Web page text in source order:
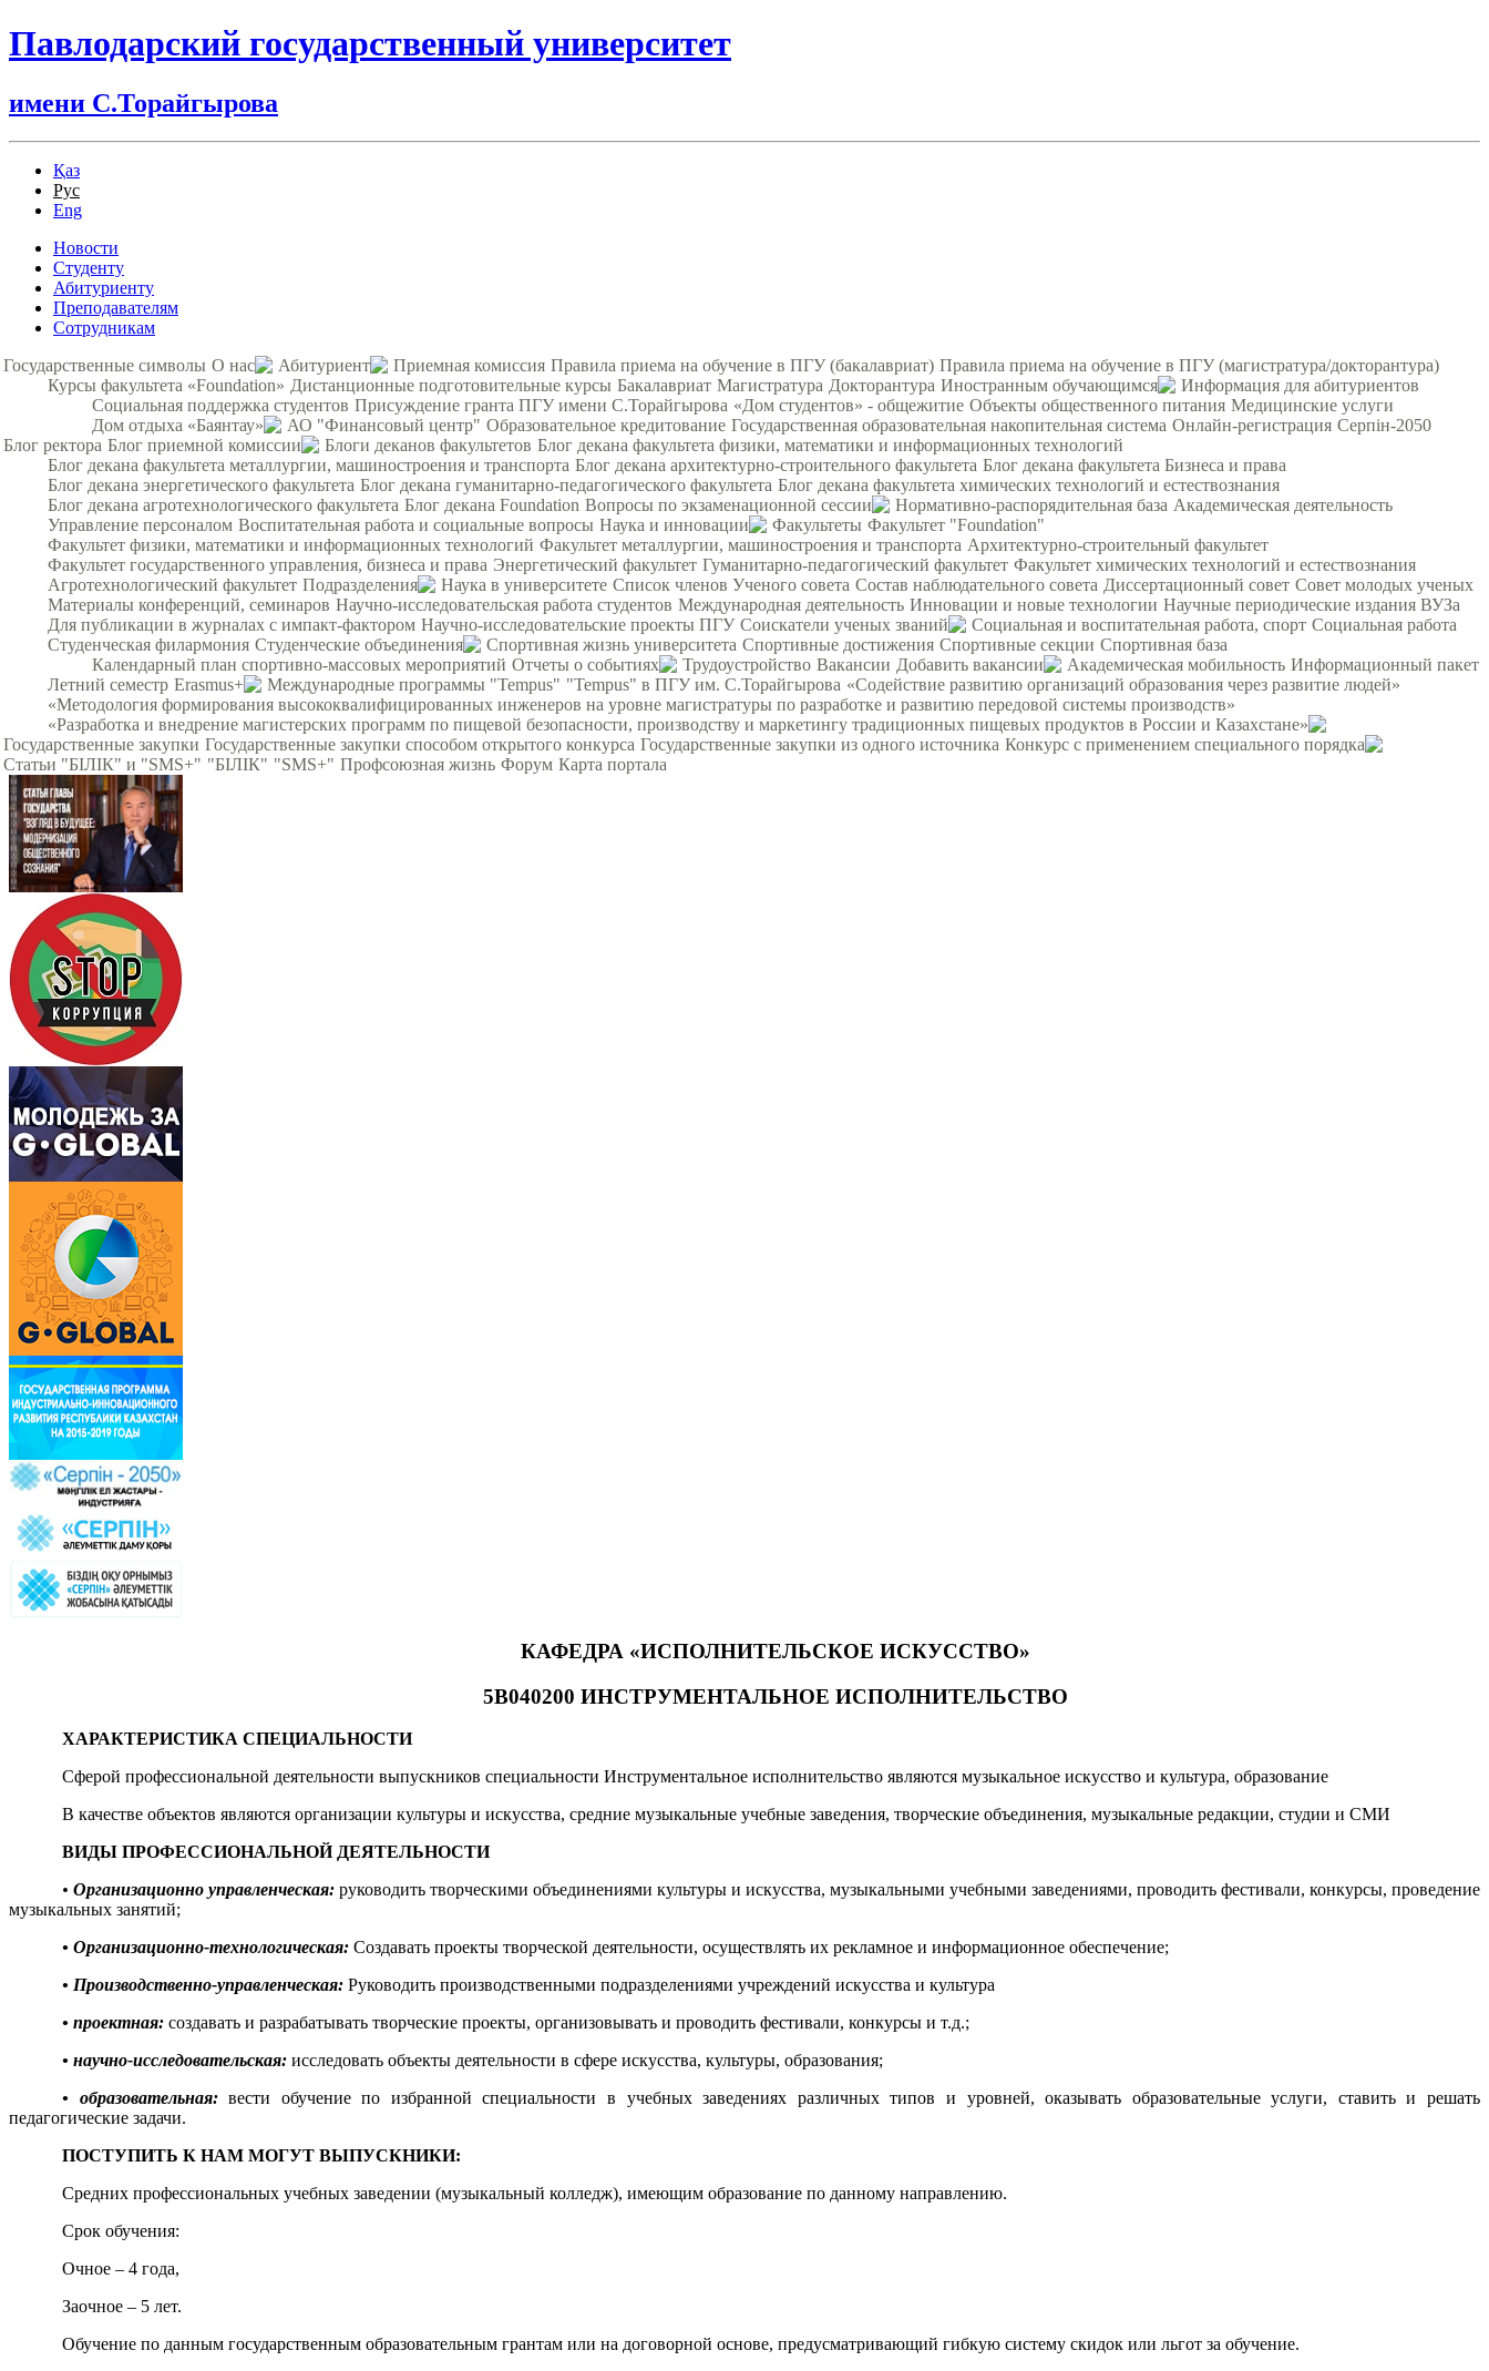
Павлодарский государственный университет
имени С.Торайгырова
Қаз
Рус
Eng
Новости
Студенту
Абитуриенту
Преподавателям
Сотрудникам
Государственные символы О нас Абитуриент Приемная комиссия Правила приема на обучение в ПГУ (бакалавриат) Правила приема на обучение в ПГУ (магистратура/докторантура)
Курсы факультета «Foundation» Дистанционные подготовительные курсы Бакалавриат Магистратура Докторантура Иностранным обучающимся
Информация для абитуриентов
Социальная поддержка студентов Присуждение гранта ПГУ имени С.Торайгырова «Дом студентов» - общежитие Объекты общественного питания Медицинские услуги
Дом отдыха «Баянтау»
АО "Финансовый центр" Образовательное кредитование Государственная образовательная накопительная система Онлайн-регистрация Серпін-2050
Блог ректора Блог приемной комиссии Блоги деканов факультетов Блог декана факультета физики, математики и информационных технологий
Блог декана факультета металлургии, машиностроения и транспорта Блог декана архитектурно-строительного факультета Блог декана факультета Бизнеса и права
Блог декана энергетического факультета Блог декана гуманитарно-педагогического факультета Блог декана факультета химических технологий и естествознания
Блог декана агротехнологического факультета Блог декана Foundation Вопросы по экзаменационной сессии Нормативно-распорядительная база Академическая деятельность
Управление персоналом Воспитательная работа и социальные вопросы Наука и инновации Факультеты Факультет "Foundation"
Факультет физики, математики и информационных технологий Факультет металлургии, машиностроения и транспорта Архитектурно-строительный факультет
Факультет государственного управления, бизнеса и права Энергетический факультет Гуманитарно-педагогический факультет Факультет химических технологий и естествознания
Агротехнологический факультет Подразделения Наука в университете Список членов Ученого совета Состав наблюдательного совета Диссертационный совет Совет молодых ученых
Материалы конференций, семинаров Научно-исследовательская работа студентов Международная деятельность Инновации и новые технологии Научные периодические издания ВУЗа
Для публикации в журналах с импакт-фактором Научно-исследовательские проекты ПГУ Соискатели ученых званий Социальная и воспитательная работа, спорт Социальная работа
Студенческая филармония Студенческие объединения Спортивная жизнь университета Спортивные достижения Спортивные секции Спортивная база
Календарный план спортивно-массовых мероприятий Отчеты о событиях Трудоустройство Вакансии Добавить вакансии Академическая мобильность Информационный пакет
Летний семестр Erasmus+ Международные программы "Tempus" "Tempus" в ПГУ им. С.Торайгырова «Содействие развитию организаций образования через развитие людей»
«Методология формирования высококвалифицированных инженеров на уровне магистратуры по разработке и развитию передовой системы производств»
«Разработка и внедрение магистерских программ по пищевой безопасности, производству и маркетингу традиционных пищевых продуктов в России и Казахстане»
Государственные закупки Государственные закупки способом открытого конкурса Государственные закупки из одного источника Конкурс с применением специального порядка
Статьи "БІЛІК" и "SMS+" "БІЛІК" "SMS+" Профсоюзная жизнь Форум Карта портала
КАФЕДРА «ИСПОЛНИТЕЛЬСКОЕ ИСКУССТВО»
5В040200 ИНСТРУМЕНТАЛЬНОЕ ИСПОЛНИТЕЛЬСТВО
ХАРАКТЕРИСТИКА СПЕЦИАЛЬНОСТИ
Сферой профессиональной деятельности выпускников специальности Инструментальное исполнительство являются музыкальное искусство и культура, образование
В качестве объектов являются организации культуры и искусства, средние музыкальные учебные заведения, творческие объединения, музыкальные редакции, студии и СМИ
ВИДЫ ПРОФЕССИОНАЛЬНОЙ ДЕЯТЕЛЬНОСТИ
• Организационно управленческая: руководить творческими объединениями культуры и искусства, музыкальными учебными заведениями, проводить фестивали, конкурсы, проведение
музыкальных занятий;
• Организационно-технологическая: Создавать проекты творческой деятельности, осуществлять их рекламное и информационное обеспечение;
• Производственно-управленческая: Руководить производственными подразделениями учреждений искусства и культура
• проектная: создавать и разрабатывать творческие проекты, организовывать и проводить фестивали, конкурсы и т.д.;
• научно-исследовательская: исследовать объекты деятельности в сфере искусства, культуры, образования;
• образовательная:вести обучение по избранной специальности в учебных заведениях различных типов и уровней, оказывать образовательные услуги, ставить и решать
педагогические задачи.
ПОСТУПИТЬ К НАМ МОГУТ ВЫПУСКНИКИ:
Средних профессиональных учебных заведении (музыкальный колледж), имеющим образование по данному направлению.
Срок обучения:
Очное – 4 года,
Заочное – 5 лет.
Обучение по данным государственным образовательным грантам или на договорной основе, предусматривающий гибкую систему скидок или льгот за обучение.